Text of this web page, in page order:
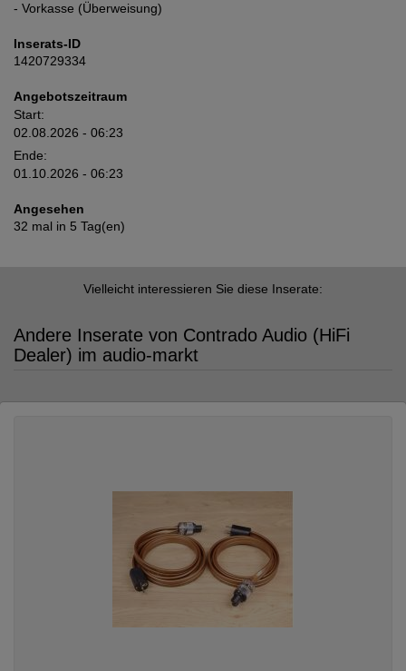
- Vorkasse (Überweisung)
Inserats-ID
1420729334
Angebotszeitraum
Start:
02.08.2026 - 06:23
Ende:
01.10.2026 - 06:23
Angesehen
32 mal in 5 Tag(en)
Vielleicht interessieren Sie diese Inserate:
Andere Inserate von Contrado Audio (HiFi
Dealer) im audio-markt